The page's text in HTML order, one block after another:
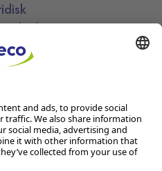
Vilkår